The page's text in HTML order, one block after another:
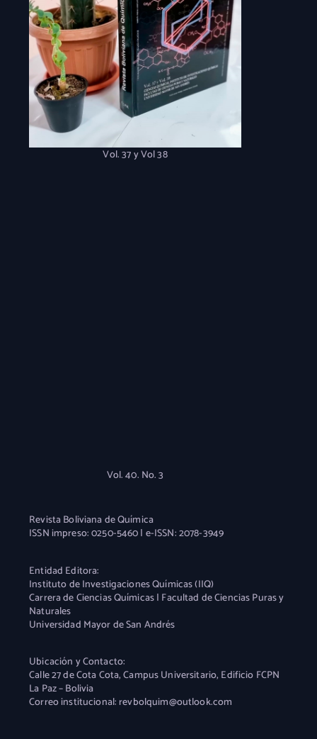
Vol. 37 y Vol 38
Vol. 40. No. 3
Revista Boliviana de Química
ISSN impreso: 0250-5460 | e-ISSN: 2078-3949
Entidad Editora:
Instituto de Investigaciones Químicas (IIQ)
Carrera de Ciencias Químicas | Facultad de Ciencias Puras y
Naturales
Universidad Mayor de San Andrés
Ubicación y Contacto:
Calle 27 de Cota Cota, Campus Universitario, Edificio FCPN
La Paz – Bolivia
Correo institucional: revbolquim@outlook.com